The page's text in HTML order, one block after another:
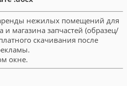
нежилых помещений для
и магазина запчастей (образец/
скачивания после
окне.